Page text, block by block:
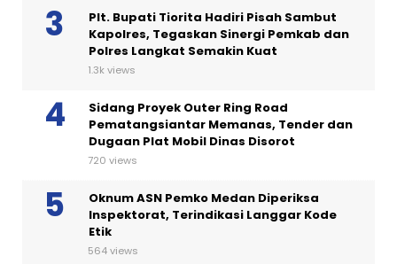
Plt. Bupati Tiorita Hadiri Pisah Sambut
Kapolres, Tegaskan Sinergi Pemkab dan
Polres Langkat Semakin Kuat
1.3k views
Sidang Proyek Outer Ring Road
Pematangsiantar Memanas, Tender dan
Dugaan Plat Mobil Dinas Disorot
720 views
Oknum ASN Pemko Medan Diperiksa
Inspektorat, Terindikasi Langgar Kode
Etik
564 views